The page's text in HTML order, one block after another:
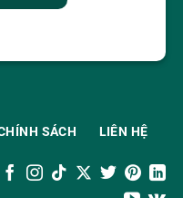
SÁCH LIÊN HỆ